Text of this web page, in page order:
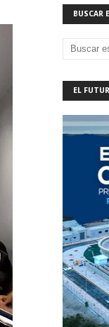
BUSCAR
EL